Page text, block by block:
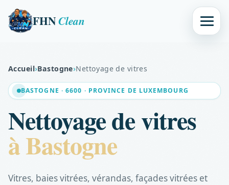
FHNClean
Accueil›Bastogne›Nettoyage de vitres
BASTOGNE · 6600 · PROVINCE DE LUXEMBOURG
Nettoyage de vitres
à Bastogne
Vitres, baies vitrées, vérandas, façades vitrées et